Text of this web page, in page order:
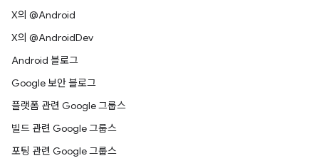
X의 @Android
X의 @AndroidDev
Android 블로그
Google 보안 블로그
플랫폼 관련 Google 그룹스
빌드 관련 Google 그룹스
포팅 관련 Google 그룹스